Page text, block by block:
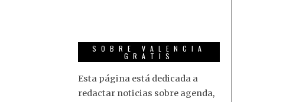
SOBRE VALENCIA
GRATIS
Esta página está dedicada a
redactar noticias sobre agenda,